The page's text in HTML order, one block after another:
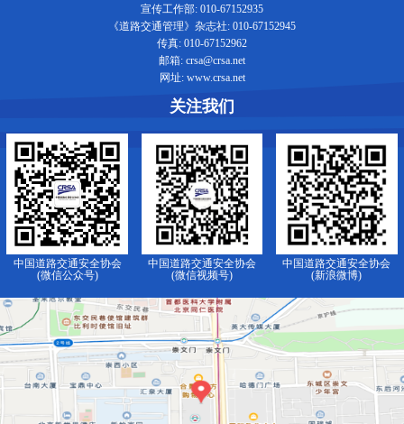
宣传工作部: 010-67152935
《道路交通管理》杂志社: 010-67152945
传真: 010-67152962
邮箱: crsa@crsa.net
网址: www.crsa.net
关注我们
中国道路交通安全协会
(微信公众号)
中国道路交通安全协会
(微信视频号)
中国道路交通安全协会
(新浪微博)